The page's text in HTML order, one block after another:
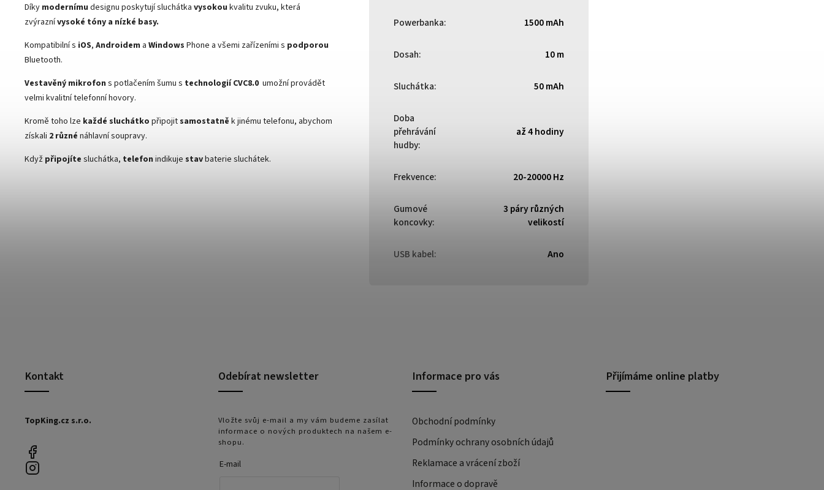
Díky modernímu designu poskytují sluchátka vysokou kvalitu zvuku, která
zvýraznívysoké tóny a nízké basy.
Kompatibilní s iOS, Androidem a Windows Phone a všemi zařízeními s podporou
Bluetooth.
Vestavěný mikrofon s potlačením šumu s technologií CVC8.0 umožní provádět
velmi kvalitní telefonní hovory.
Kromě toho lze každé sluchátko připojitsamostatně k jinému telefonu, abychom
získali 2 různé náhlavní soupravy.
Když připojíte sluchátka, telefon indikuje stavbaterie sluchátek.
Powerbanka: 1500 mAh
Dosah: 10 m
Sluchátka: 50 mAh
Doba
přehrávání
hudby:
až 4 hodiny
Frekvence: 20-20000 Hz
Gumové
koncovky:
3 páry různých
velikostí
USB kabel: Ano
Kontakt
TopKing.cz s.r.o.
Odebírat newsletter
Vložte svůj e-mail a my vám budeme zasílat
informace o nových produktech na našem e-
shopu.
E-mail
Informace pro vás
Obchodní podmínky
Podmínky ochrany osobních údajů
Reklamace a vrácení zboží
Informace o dopravě
Přijímáme online platby